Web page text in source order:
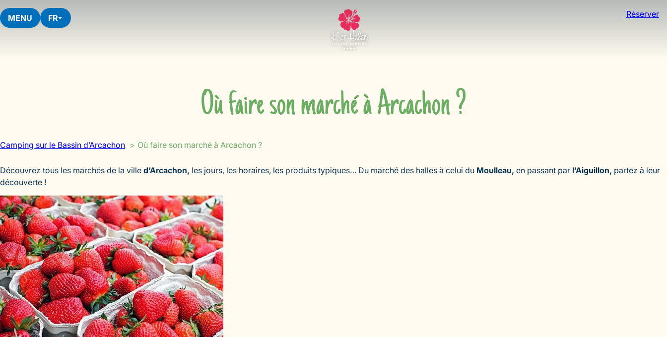
Aller
au
contenu
MENU FR Réserver
Où faire son marché à Arcachon ?
Camping sur le Bassin d’Arcachon Où faire son marché à Arcachon ?
Découvrez tous les marchés de la ville d’Arcachon, les jours, les horaires, les produits typiques… Du marché des halles à celui du Moulleau, en passant par l’Aiguillon, partez à leur
découverte !